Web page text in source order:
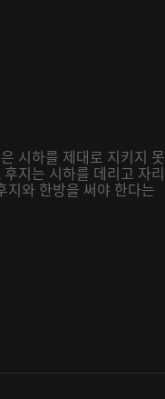
시하를 제대로 지키지 못
지는 시하를 데리고 자리
지와 한방을 써야 한다는